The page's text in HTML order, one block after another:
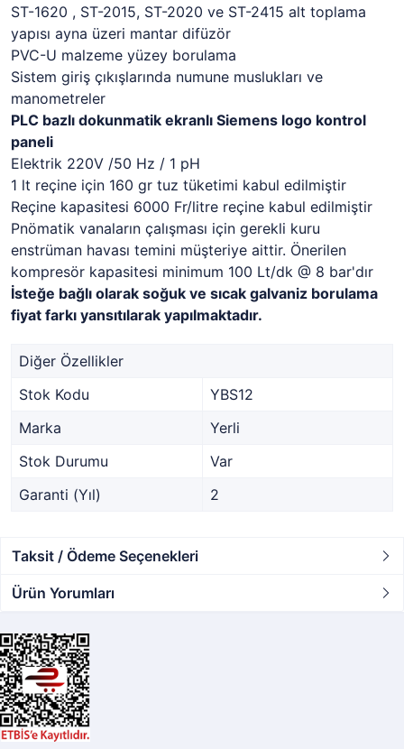
ST-1620 , ST-2015, ST-2020 ve ST-2415 alt toplama
yapısı ayna üzeri mantar difüzör
PVC-U malzeme yüzey borulama
Sistem giriş çıkışlarında numune muslukları ve
manometreler
PLC bazlı dokunmatik ekranlı Siemens logo kontrol
paneli
Elektrik 220V /50 Hz / 1 pH
1 lt reçine için 160 gr tuz tüketimi kabul edilmiştir
Reçine kapasitesi 6000 Fr/litre reçine kabul edilmiştir
Pnömatik vanaların çalışması için gerekli kuru
enstrüman havası temini müşteriye aittir. Önerilen
kompresör kapasitesi minimum 100 Lt/dk @ 8 bar'dır
İsteğe bağlı olarak soğuk ve sıcak galvaniz borulama
fiyat farkı yansıtılarak yapılmaktadır.
Diğer Özellikler
Stok Kodu
YBS12
Marka
Yerli
Stok Durumu
Var
Garanti (Yıl)
2
Taksit / Ödeme Seçenekleri
Ürün Yorumları